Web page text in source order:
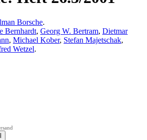
Borsche.
Bernhardt, Georg W. Bertram, Dietmar
, Michael Kober, Stefan Majetschak,
Wetzel.